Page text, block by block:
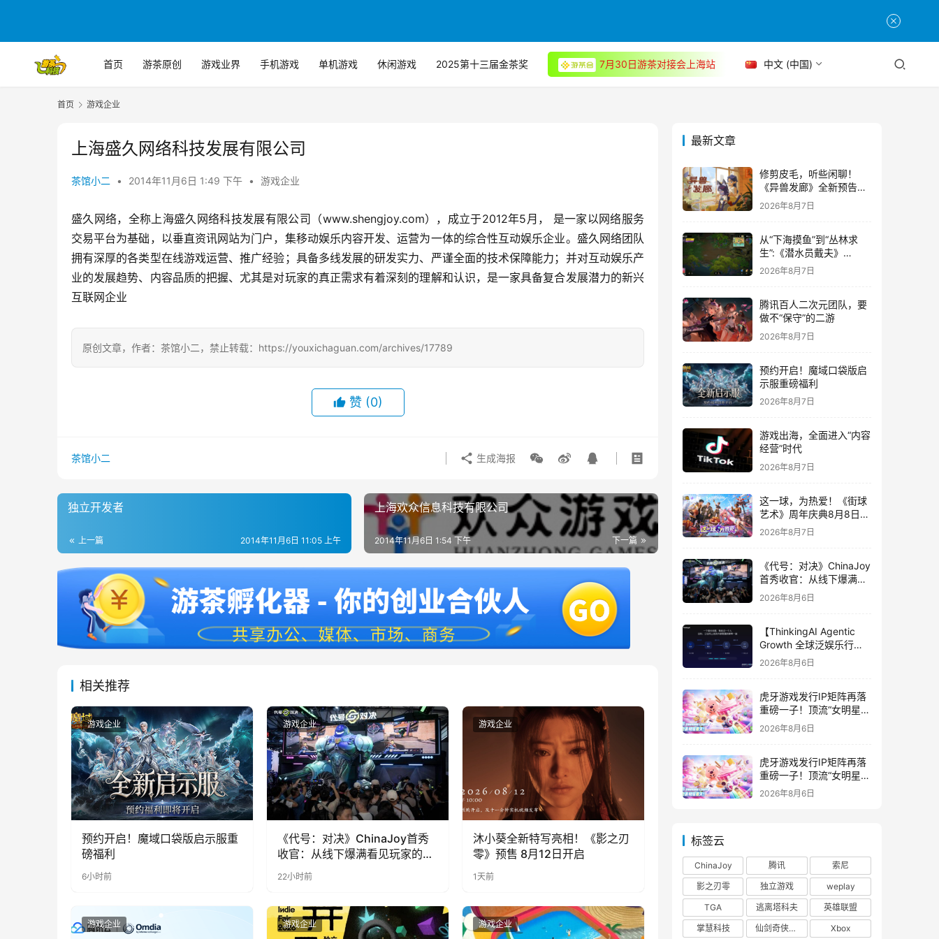
首页 游茶原创 游戏业界 手机游戏 单机游戏 休闲游戏 2025第十三届金茶奖 7月30日游茶对接会上海站 中文 (中国)
首页 游戏企业
上海盛久网络科技发展有限公司
茶馆小二 • 2014年11月6日 1:49 下午 • 游戏企业
盛久网络，全称上海盛久网络科技发展有限公司（www.shengjoy.com），成立于2012年5月， 是一家以网络服务
交易平台为基础，以垂直资讯网站为门户，集移动娱乐内容开发、运营为一体的综合性互动娱乐企业。盛久网络团队
拥有深厚的各类型在线游戏运营、推广经验；具备多线发展的研发实力、严谨全面的技术保障能力；并对互动娱乐产
业的发展趋势、内容品质的把握、尤其是对玩家的真正需求有着深刻的理解和认识，是一家具备复合发展潜力的新兴
互联网企业
原创文章，作者：茶馆小二，禁止转载：https://youxichaguan.com/archives/17789
赞 (0)
茶馆小二 生成海报
独立开发者
上一篇 2014年11月6日 11:05 上午
上海欢众信息科技有限公司
下一篇
2014年11月6日 1:54 下午
相关推荐
游戏企业
预约开启！魔域口袋版启示服重
磅福利
6小时前
游戏企业
《代号：对决》ChinaJoy首秀
收官：从线下爆满看见玩家的真
实期待
22小时前
游戏企业
沐小葵全新特写亮相！《影之刃
零》预售 8月12日开启
1天前
游戏企业 游戏企业 游戏企业
最新文章
修剪皮毛，听些闲聊！
《异兽发廊》全新预告与
Steam免费试玩公开
2026年8月7日
从“下海摸鱼”到“丛林求
生”:《潜水员戴夫》
DLC《丛林》移动端定档
2026年8月7日
腾讯百人二次元团队，要
做不“保守”的二游
2026年8月7日
预约开启！魔域口袋版启
示服重磅福利
2026年8月7日
游戏出海，全面进入“内容
经营”时代
2026年8月7日
这一球，为热爱！《街球
艺术》周年庆典8月8日正
式上线，多重福利与全新
2026年8月7日
《代号：对决》ChinaJoy
首秀收官：从线下爆满看
见玩家的真实期待
2026年8月6日
【ThinkingAI Agentic
Growth 全球泛娱乐行业
峰会】Agent 时代，人到
2026年8月6日
虎牙游戏发行IP矩阵再落
重磅一子！顶流“女明星”
ZANMANG LOOPY 正版
3D消除手游《消消奇遇》
2026年8月6日
虎牙游戏发行IP矩阵再落
重磅一子！顶流“女明星”
ZANMANG LOOPY 正版
2026年8月6日
标签云
ChinaJoy 腾讯
索尼
影之刃零
独立游戏
weplay
TGA
逃离塔科夫
英雄联盟
掌慧科技
仙剑奇侠传四 Xbox